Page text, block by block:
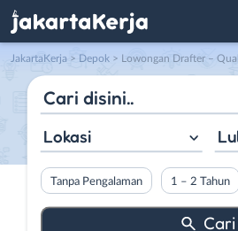
JakartaKerja > Depok > Lowongan Drafter – Quality Control
Lokasi
Tanpa Pengalaman 1 – 2 Tahun